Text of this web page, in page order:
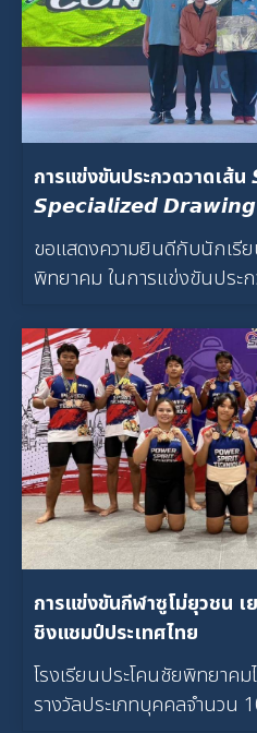
การแข่งขันประกวดวาดเส้
𝙎𝙥𝙚𝙘𝙞𝙖𝙡𝙞𝙯𝙚𝙙
ขอแสดงความยินดีกับนักเรีย
พิทยาคม ในการแข่งขันประก
การแข่งขันกีฬาซูโม่ยุวชน เ
ชิงแชมป์ประเทศไทย
โรงเรียนประโคนชัยพิทยาคม
รางวัลประเภทบุคคลจำนวน